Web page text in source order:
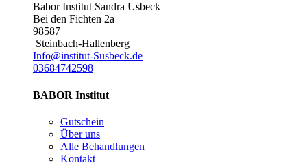
Babor Institut Sandra Usbeck
Bei den Fichten 2a
98587
Steinbach-Hallenberg
Info@institut-Susbeck.de
03684742598
BABOR Institut
Gutschein
Über uns
Alle Behandlungen
Kontakt